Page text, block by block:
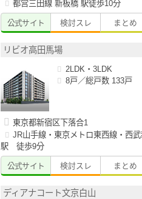
都営三田線 新板橋 駅徒歩10分
公式サイト 検討スレ まとめ
リビオ高田馬場
2LDK・3LDK
8戸／総戸数 133戸
東京都新宿区下落合1
JR山手線・東京メトロ東西線・西
駅 徒歩9分
公式サイト 検討スレ まとめ
ディアナコート文京白山